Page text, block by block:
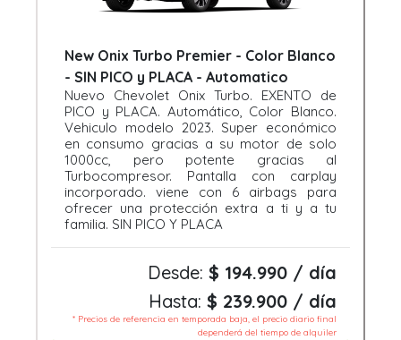
New Onix Turbo Premier - Color Blanco
- SIN PICO y PLACA - Automatico
Nuevo Chevolet Onix Turbo. EXENTO de
PICO y PLACA. Automático, Color Blanco.
Vehiculo modelo 2023. Super económico
en consumo gracias a su motor de solo
1000cc, pero potente gracias al
Turbocompresor. Pantalla con carplay
incorporado. viene con 6 airbags para
ofrecer una protección extra a ti y a tu
familia. SIN PICO Y PLACA
Desde: $ 194.990 / día
Hasta: $ 239.900 / día
* Precios de referencia en temporada baja, el precio diario final
dependerá del tiempo de alquiler